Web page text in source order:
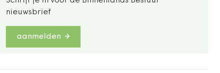
nieuwsbrief
aanmelden